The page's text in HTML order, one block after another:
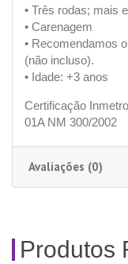
• Três rodas; mais
• Carenagem
• Recomendamos
(não incluso).
• Idade: +3 anos
Certificação
01A NM 300/2002
Avaliações (0)
Produtos